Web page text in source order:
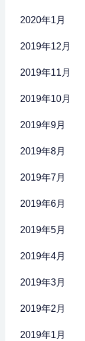
2020年1月
2019年12月
2019年11月
2019年10月
2019年9月
2019年8月
2019年7月
2019年6月
2019年5月
2019年4月
2019年3月
2019年2月
2019年1月